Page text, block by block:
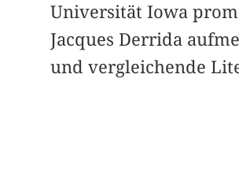
Universität Iowa
Jacques Derrida
und vergleichende